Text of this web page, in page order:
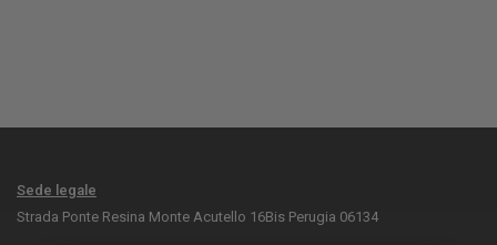
Sede legale
Strada Ponte Resina Monte Acutello 16Bis Perugia 06134